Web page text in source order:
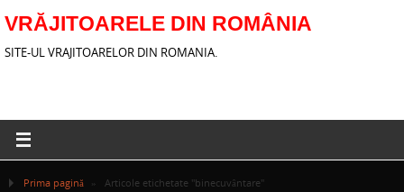
VRĂJITOARELE DIN ROMÂNIA
SITE-UL VRAJITOARELOR DIN ROMANIA.
Prima pagină » Articole etichetate "binecuvântare"